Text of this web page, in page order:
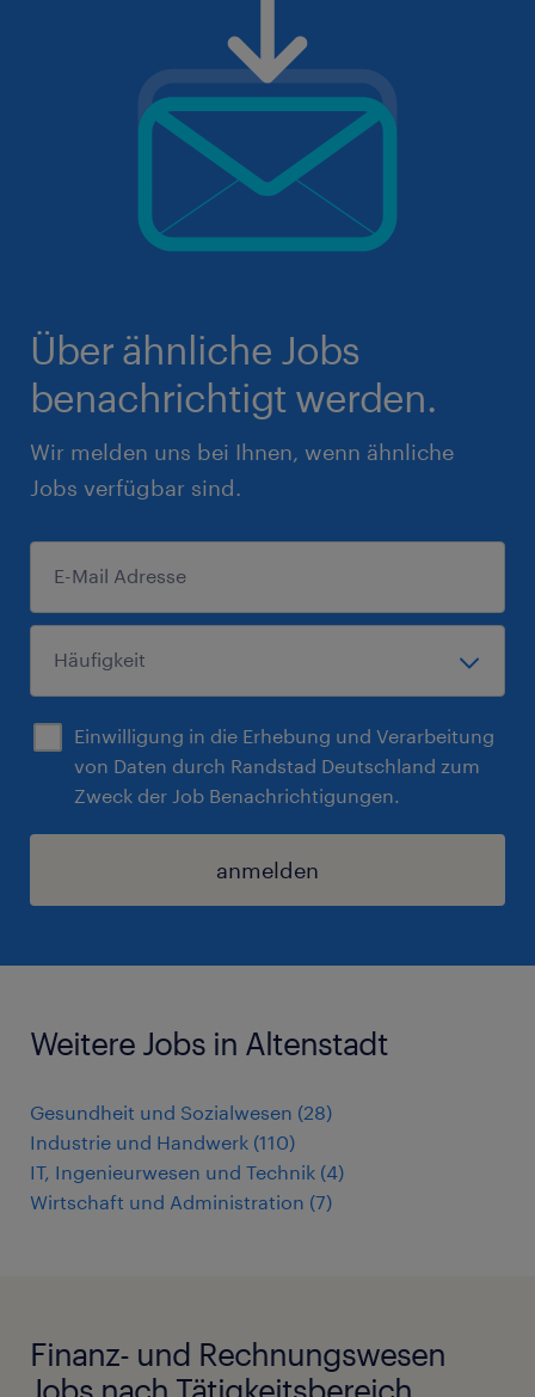
Über ähnliche Jobs
benachrichtigt werden.
Wir melden uns bei Ihnen, wenn ähnliche
Jobs verfügbar sind.
Einwilligung in die Erhebung und Verarbeitung
von Daten durch Randstad Deutschland zum
Zweck der Job Benachrichtigungen.
anmelden
Weitere Jobs in Altenstadt
Gesundheit und Sozialwesen (28)
Industrie und Handwerk (110)
IT, Ingenieurwesen und Technik (4)
Wirtschaft und Administration (7)
Finanz- und Rechnungswesen
Jobs nach Tätigkeitsbereich